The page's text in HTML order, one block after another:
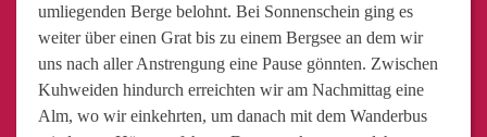
umliegenden Berge belohnt. Bei Sonnenschein ging es
weiter über einen Grat bis zu einem Bergsee an dem wir
uns nach aller Anstrengung eine Pause gönnten. Zwischen
Kuhweiden hindurch erreichten wir am Nachmittag eine
Alm, wo wir einkehrten, um danach mit dem Wanderbus